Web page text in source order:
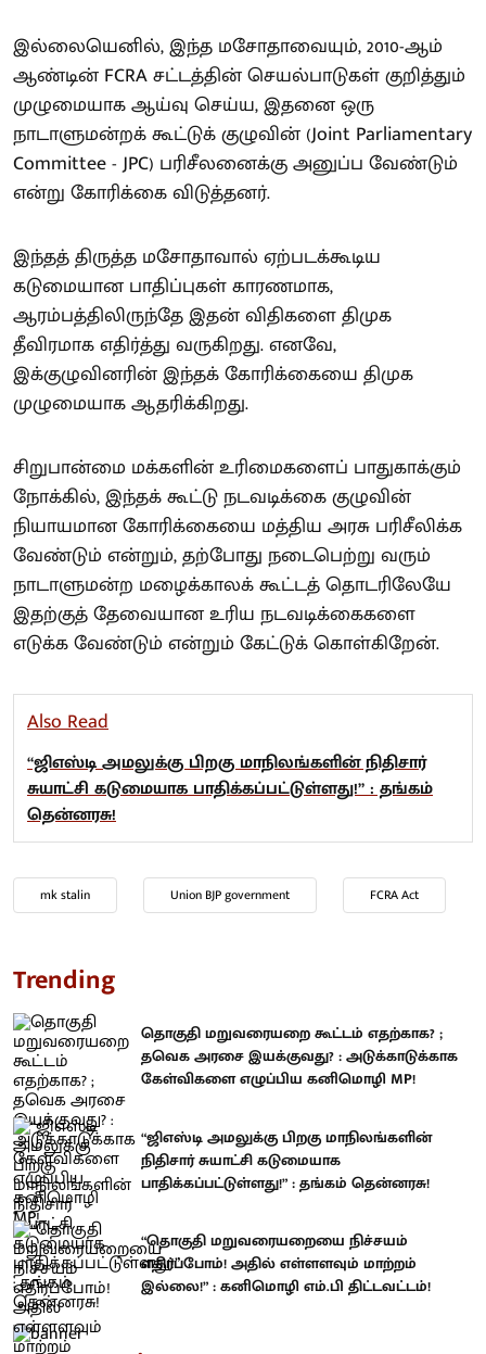
இல்லையெனில், இந்த மசோதாவையும், 2010-ஆம்
ஆண்டின் FCRA சட்டத்தின் செயல்பாடுகள் குறித்தும்
முழுமையாக ஆய்வு செய்ய, இதனை ஒரு
நாடாளுமன்றக் கூட்டுக் குழுவின் (Joint Parliamentary
Committee - JPC) பரிசீலனைக்கு அனுப்ப வேண்டும்
என்று கோரிக்கை விடுத்தனர்.
இந்தத் திருத்த மசோதாவால் ஏற்படக்கூடிய
கடுமையான பாதிப்புகள் காரணமாக,
ஆரம்பத்திலிருந்தே இதன் விதிகளை திமுக
தீவிரமாக எதிர்த்து வருகிறது. எனவே,
இக்குழுவினரின் இந்தக் கோரிக்கையை திமுக
முழுமையாக ஆதரிக்கிறது.
சிறுபான்மை மக்களின் உரிமைகளைப் பாதுகாக்கும்
நோக்கில், இந்தக் கூட்டு நடவடிக்கை குழுவின்
நியாயமான கோரிக்கையை மத்திய அரசு பரிசீலிக்க
வேண்டும் என்றும், தற்போது நடைபெற்று வரும்
நாடாளுமன்ற மழைக்காலக் கூட்டத் தொடரிலேயே
இதற்குத் தேவையான உரிய நடவடிக்கைகளை
எடுக்க வேண்டும் என்றும் கேட்டுக் கொள்கிறேன்.
Also Read
“ஜிஎஸ்டி அமலுக்கு பிறகு மாநிலங்களின் நிதிசார்
சுயாட்சி கடுமையாக பாதிக்கப்பட்டுள்ளது!” : தங்கம்
தென்னரசு!
mk stalin Union BJP government FCRA Act
Trending
தொகுதி மறுவரையறை கூட்டம் எதற்காக? ;
தவெக அரசை இயக்குவது? : அடுக்காடுக்காக
கேள்விகளை எழுப்பிய கனிமொழி MP!
“ஜிஎஸ்டி அமலுக்கு பிறகு மாநிலங்களின்
நிதிசார் சுயாட்சி கடுமையாக
பாதிக்கப்பட்டுள்ளது!” : தங்கம் தென்னரசு!
“தொகுதி மறுவரையறையை நிச்சயம்
எதிர்ப்போம்! அதில் எள்ளளவும் மாற்றம்
இல்லை!” : கனிமொழி எம்.பி திட்டவட்டம்!